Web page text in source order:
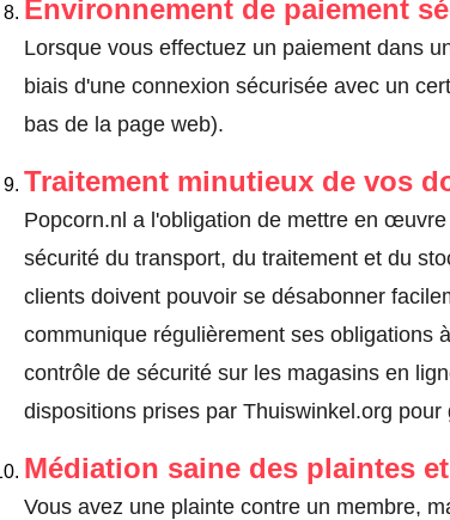
Environnement de paiement
Lorsque vous effectuez un paiement dans
biais d'une connexion sécurisée avec un
bas de la page web).
Traitement minutieux de vos
Popcorn.nl a l'obligation de mettre en
sécurité du transport, du traitement et du
clients doivent pouvoir se désabonner
communique régulièrement ses obligations
contrôle de sécurité sur les magasins en
dispositions prises par Thuiswinkel.org pour
Médiation saine des plaintes
Vous avez une plainte contre un membre,